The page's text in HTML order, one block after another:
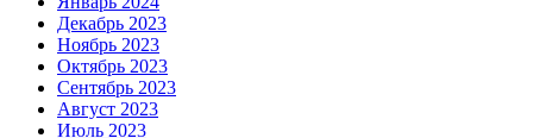
Декабрь 2023
Ноябрь 2023
Октябрь 2023
Сентябрь 2023
Август 2023
Июль 2023